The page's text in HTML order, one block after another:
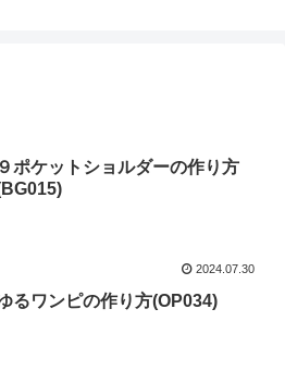
９ポケットショルダーの作り方
2024.07.30
るワンピの作り方(OP034)